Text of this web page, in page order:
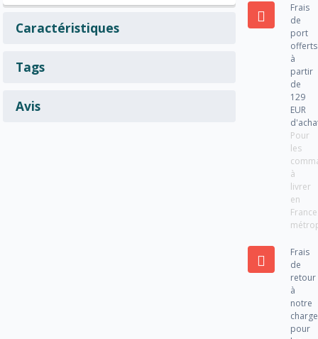
Caractéristiques
Tags
Avis
Frais
de
port
offerts
à
partir
de
129
EUR
Pour
les
à
livrer
en
France
Frais
de
retour
à
notre
charge
pour